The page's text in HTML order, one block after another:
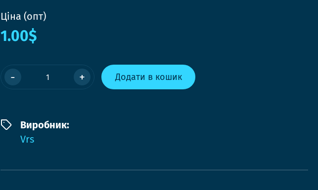
Ціна (опт)
1.00$
- + Додати в кошик
Виробник:
Vrs